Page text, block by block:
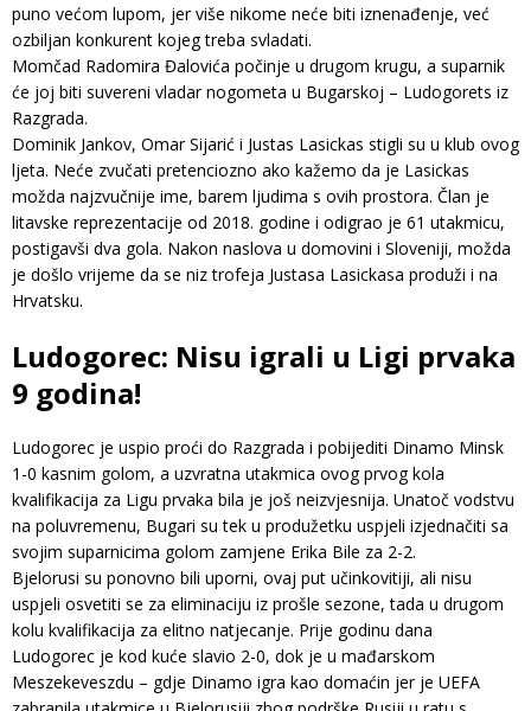
puno većom lupom, jer više nikome neće biti iznenađenje, već
ozbiljan konkurent kojeg treba svladati.
Momčad Radomira Đalovića počinje u drugom krugu, a suparnik
će joj biti suvereni vladar nogometa u Bugarskoj – Ludogorets iz
Razgrada.
Dominik Jankov, Omar Sijarić i Justas Lasickas stigli su u klub ovog
ljeta. Neće zvučati pretenciozno ako kažemo da je Lasickas
možda najzvučnije ime, barem ljudima s ovih prostora. Član je
litavske reprezentacije od 2018. godine i odigrao je 61 utakmicu,
postigavši dva gola. Nakon naslova u domovini i Sloveniji, možda
je došlo vrijeme da se niz trofeja Justasa Lasickasa produži i na
Hrvatsku.
Ludogorec: Nisu igrali u Ligi prvaka
9 godina!
Ludogorec je uspio proći do Razgrada i pobijediti Dinamo Minsk
1-0 kasnim golom, a uzvratna utakmica ovog prvog kola
kvalifikacija za Ligu prvaka bila je još neizvjesnija. Unatoč vodstvu
na poluvremenu, Bugari su tek u produžetku uspjeli izjednačiti sa
svojim suparnicima golom zamjene Erika Bile za 2-2.
Bjelorusi su ponovno bili uporni, ovaj put učinkovitiji, ali nisu
uspjeli osvetiti se za eliminaciju iz prošle sezone, tada u drugom
kolu kvalifikacija za elitno natjecanje. Prije godinu dana
Ludogorec je kod kuće slavio 2-0, dok je u mađarskom
Meszekeveszdu – gdje Dinamo igra kao domaćin jer je UEFA